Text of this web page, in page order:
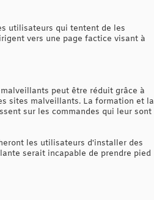
utilisateurs qui tentent de les
vers une page factice visant à
peut être réduit grâce à
sites malveillants. La formation et la
sur les commandes qui leur sont
les utilisateurs d'installer des
serait incapable de prendre pied